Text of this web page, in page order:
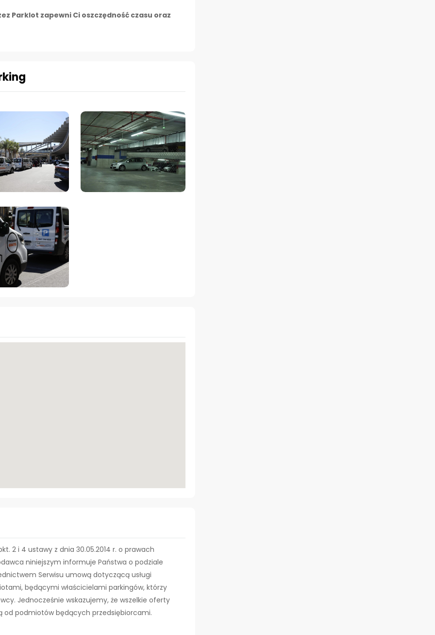
Parklot zapewni Ci oszczędność czasu oraz
2 i 4 ustawy z dnia 30.05.2014 r. o prawach
niniejszym informuje Państwa o podziale
Serwisu umową dotyczącą usługi
będącymi właścicielami parkingów, którzy
Jednocześnie wskazujemy, że wszelkie oferty
od podmiotów będących przedsiębiorcami.